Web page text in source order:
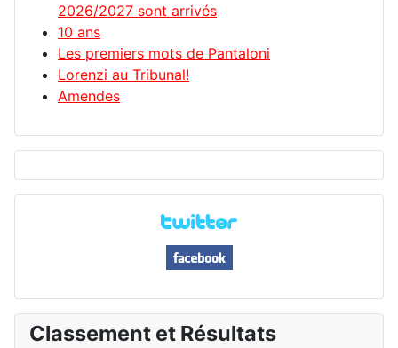
2026/2027 sont arrivés
10 ans
Les premiers mots de Pantaloni
Lorenzi au Tribunal!
Amendes
Classement et Résultats